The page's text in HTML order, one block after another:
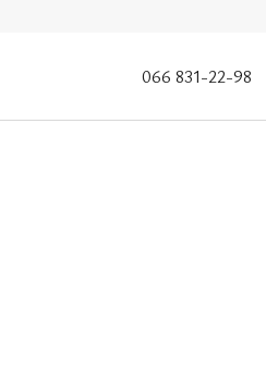
066 831-22-98